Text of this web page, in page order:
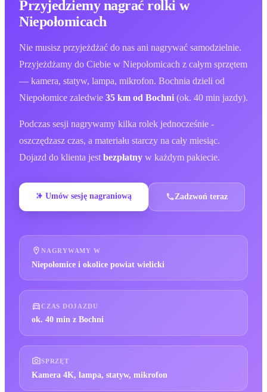
Przyjedziemy nagrać rolki w
Niepołomicach
Nie musisz przyjeżdżać do nas ani nagrywać samodzielnie.
Przyjeżdżamy do Ciebie w Niepołomicach z całym sprzętem
— kamera, statyw, lampa, mikrofon. Bochnia dzieli od
Niepołomice zaledwie 35 km od Bochni (ok. 40 min jazdy).
Podczas sesji nagrywamy kilka rolek jednocześnie -
oszczędzasz czas, a materiału starczy na cały miesiąc.
Dojazd do klienta jest bezpłatny w każdym pakiecie.
Umów sesję nagraniową Zadzwoń teraz
NAGRYWAMY W
Niepołomice i okolice powiat wielicki
CZAS DOJAZDU
ok. 40 min z Bochni
SPRZĘT
Kamera 4K, lampa, statyw, mikrofon